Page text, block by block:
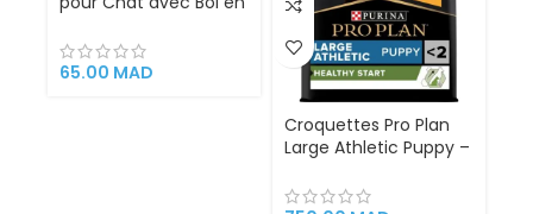
65.00 MAD
Croquettes Pro Plan
Large Athletic Puppy –
Alimentation pour